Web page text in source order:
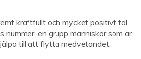
kraftfullt och mycket positivt tal.
nummer, en grupp människor som är
till att flytta medvetandet.